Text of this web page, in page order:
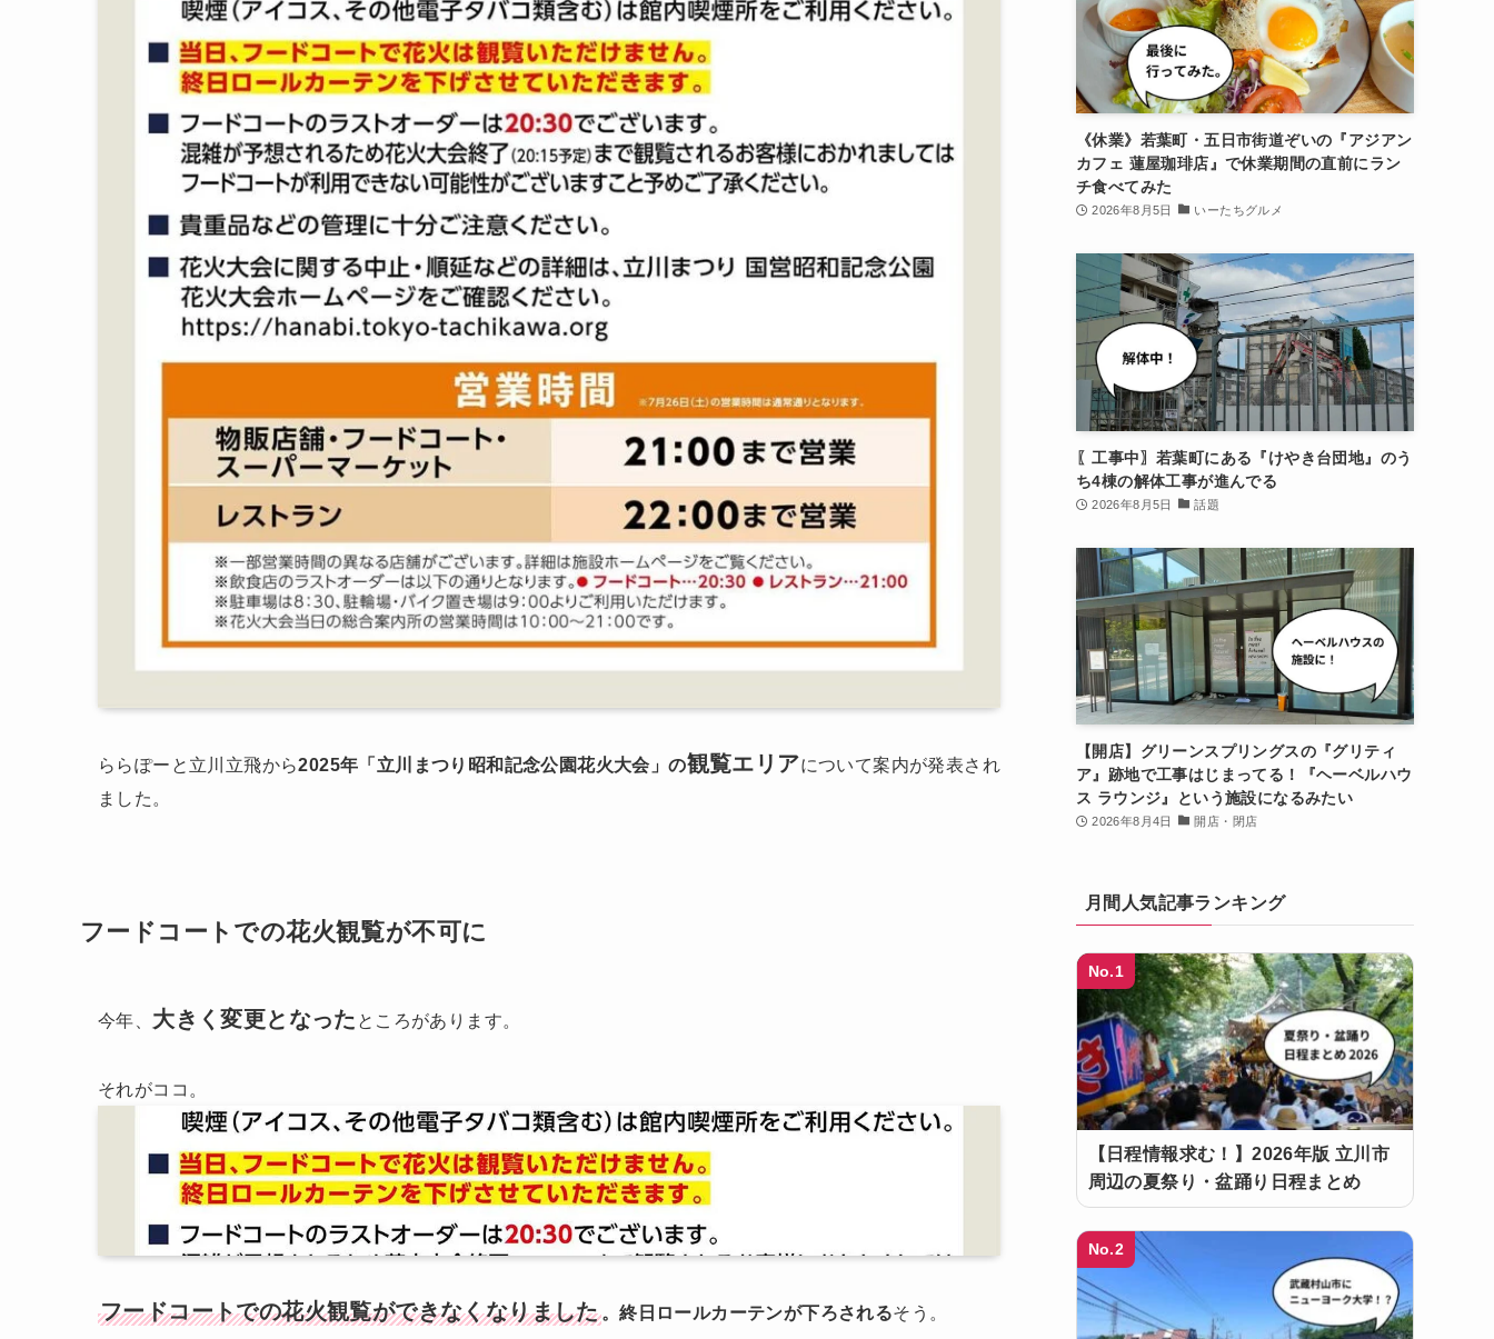
ららぽーと立川立飛から2025年「立川まつり昭和記念公園花火大会」の観覧エリアについて案内が発表され
ました。
フードコートでの花火観覧が不可に
今年、 大きく変更となった ところがあります。
それがココ。
フードコートでの花火観覧ができなくなりました。終日ロールカーテンが下ろされるそう。
《休業》若葉町・五日市街道ぞいの『アジアン
カフェ 蓮屋珈琲店』で休業期間の直前にラン
チ食べてみた
2026年8月5日 いーたちグルメ
〖工事中〗若葉町にある『けやき台団地』のう
ち4棟の解体工事が進んでる
2026年8月5日 話題
【開店】グリーンスプリングスの『グリティ
ア』跡地で工事はじまってる！『ヘーベルハウ
ス ラウンジ』という施設になるみたい
2026年8月4日 開店・閉店
月間人気記事ランキング
No.1
【日程情報求む！】2026年版 立川市
周辺の夏祭り・盆踊り日程まとめ
No.2